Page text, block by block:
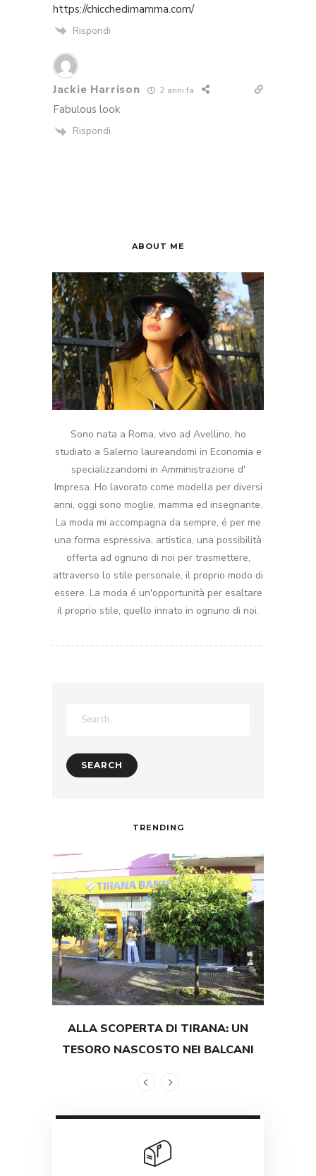
https://chicchedimamma.com/
Rispondi
Jackie Harrison 2 anni fa
Fabulous look
Rispondi
ABOUT ME
Sono nata a Roma, vivo ad Avellino, ho
studiato a Salerno laureandomi in Economia e
specializzandomi in Amministrazione d'
Impresa. Ho lavorato come modella per diversi
anni, oggi sono moglie, mamma ed insegnante.
La moda mi accompagna da sempre, é per me
una forma espressiva, artistica, una possibilità
offerta ad ognuno di noi per trasmettere,
attraverso lo stile personale, il proprio modo di
essere. La moda é un'opportunità per esaltare
il proprio stile, quello innato in ognuno di noi.
TRENDING
ALLA SCOPERTA DI TIRANA: UN
TESORO NASCOSTO NEI BALCANI